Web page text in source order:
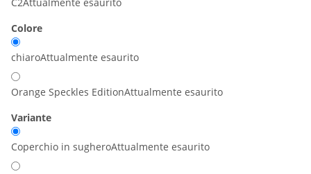
Colore
chiaroAttualmente esaurito
Orange Speckles EditionAttualmente esaurito
Variante
Coperchio in sugheroAttualmente esaurito